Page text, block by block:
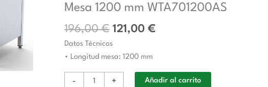
Mesa 1200 mm WTA701200AS
196,00€
196,00 €.
121,00€
121,00 €.
Datos Técnicos
• Longitud mesa: 1200 mm
-
Para
De
Trabajo
Fondo
700
+ Añadir al carrito